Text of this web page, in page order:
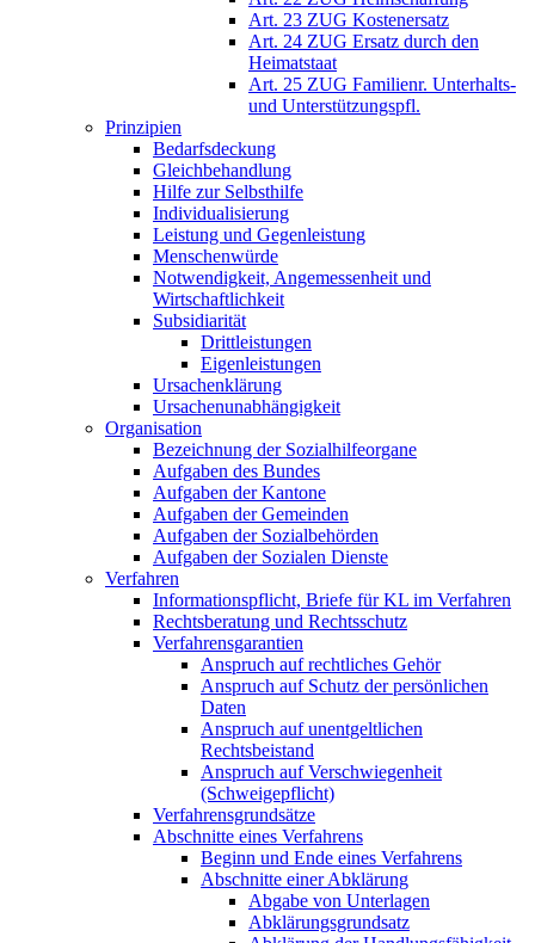
Art. 23 ZUG Kostenersatz
Art. 24 ZUG Ersatz durch den
Heimatstaat
Art. 25 ZUG Familienr. Unterhalts-
und Unterstützungspfl.
Prinzipien
Bedarfsdeckung
Gleichbehandlung
Hilfe zur Selbsthilfe
Individualisierung
Leistung und Gegenleistung
Menschenwürde
Notwendigkeit, Angemessenheit und
Wirtschaftlichkeit
Subsidiarität
Drittleistungen
Eigenleistungen
Ursachenklärung
Ursachenunabhängigkeit
Organisation
Bezeichnung der Sozialhilfeorgane
Aufgaben des Bundes
Aufgaben der Kantone
Aufgaben der Gemeinden
Aufgaben der Sozialbehörden
Aufgaben der Sozialen Dienste
Verfahren
Informationspflicht, Briefe für KL im Verfahren
Rechtsberatung und Rechtsschutz
Verfahrensgarantien
Anspruch auf rechtliches Gehör
Anspruch auf Schutz der persönlichen
Daten
Anspruch auf unentgeltlichen
Rechtsbeistand
Anspruch auf Verschwiegenheit
(Schweigepflicht)
Verfahrensgrundsätze
Abschnitte eines Verfahrens
Beginn und Ende eines Verfahrens
Abschnitte einer Abklärung
Abgabe von Unterlagen
Abklärungsgrundsatz